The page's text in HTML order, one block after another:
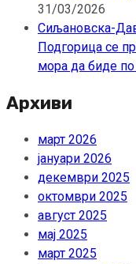
31/03/2026
Сиљановска-
Подгорица се
мора да биде
Архиви
март 2026
јануари 2026
декември 2025
октомври 2025
август 2025
мај 2025
март 2025